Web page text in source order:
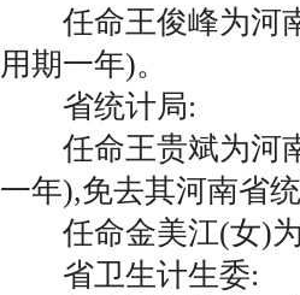
任命王俊峰为河南
用期一年)。
省统计局:
任命王贵斌为河南
一年),免去其河南省
任命金美江(女)为
省卫生计生委: